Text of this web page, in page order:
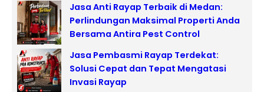
Jasa Anti Rayap Terbaik di Medan:
Perlindungan Maksimal Properti Anda
Bersama Antira Pest Control
Jasa Pembasmi Rayap Terdekat:
Solusi Cepat dan Tepat Mengatasi
Invasi Rayap